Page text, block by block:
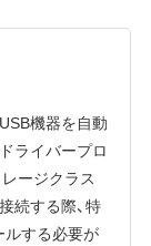
機器を自動
ライバープロ
ージクラス
続する際、特
ルする必要が